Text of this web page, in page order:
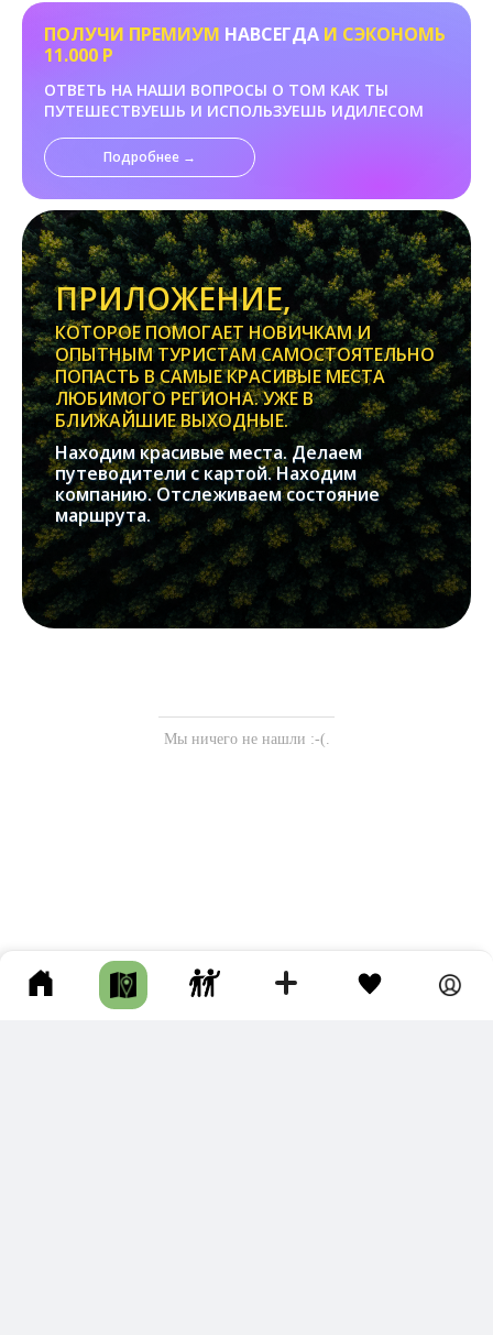
ПОЛУЧИ ПРЕМИУМ НАВСЕГДА И СЭКОНОМЬ
11.000 Р
ОТВЕТЬ НА НАШИ ВОПРОСЫ О ТОМ КАК ТЫ
ПУТЕШЕСТВУЕШЬ И ИСПОЛЬЗУЕШЬ ИДИЛЕСОМ
Подробнее →
ПРИЛОЖЕНИЕ,
КОТОРОЕ ПОМОГАЕТ НОВИЧКАМ И
ОПЫТНЫМ ТУРИСТАМ САМОСТОЯТЕЛЬНО
ПОПАСТЬ В САМЫЕ КРАСИВЫЕ МЕСТА
ЛЮБИМОГО РЕГИОНА. УЖЕ В
БЛИЖАЙШИЕ ВЫХОДНЫЕ.
Находим красивые места. Делаем
путеводители с картой. Находим
компанию. Отслеживаем состояние
маршрута.
Мы ничего не нашли :-(.